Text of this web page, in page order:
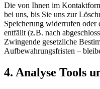
Die von Ihnen im
bei uns, bis Sie uns zur
Speicherung widerrufen
entfällt (z.B. nach
Zwingende gesetzliche
Aufbewahrungsfristen –
4. Analyse Tools